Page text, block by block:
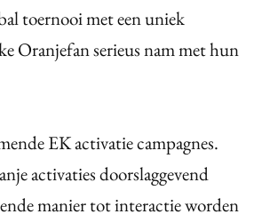
toernooi met een uniek
Oranjefan serieus nam met hun
EK activatie campagnes.
activaties doorslaggevend
manier tot interactie worden